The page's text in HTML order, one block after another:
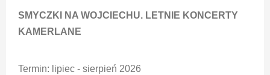
SMYCZKI NA WOJCIECHU. LETNIE KONCERTY
KAMERLANE
Termin: lipiec - sierpień 2026